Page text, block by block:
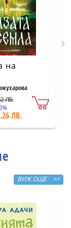
на
ЛВ.
ЛВ.
ВИЖ ОЩЕ >>